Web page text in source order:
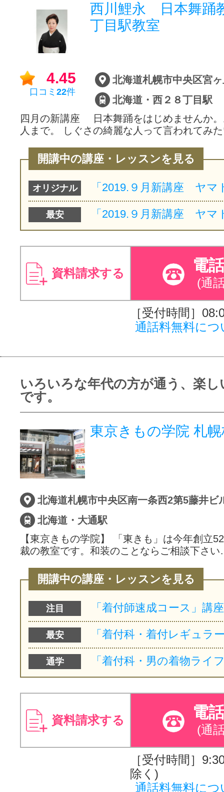
掲載のお問
サイトマッ
西川鯉永 日本舞踊
丁目駅教室
4.45
口コミ 22件
北海道札幌市中央区宮
北海道・西２８丁目駅
四月の新講座 日本舞踊をはじめませんか
人まで。 しぐさの綺麗な人って言われてみ
開講中の講座・レッスンを見る
オリジナル
最安
資料請求する 電
(通
［受付時間］
通話料無料につ
いろいろな年代の方が通う、楽し
です。
東京きもの学院 札
北海道札幌市中央区南一条西2第5藤井ビ
北海道・大通駅
【東京きもの学院】 「東きも」は今年創立
裁の教室です。和装のことならご相談下さ
開講中の講座・レッスンを見る
注目
最安
通学
資料請求する 電
(通
［受付時間］
除く)
通話料無料につ